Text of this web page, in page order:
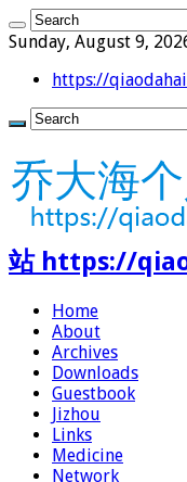
Sunday, August 9,
https://
站 https://
Home
About
Archives
Downloads
Guestbook
Jizhou
Links
Medicine
Network